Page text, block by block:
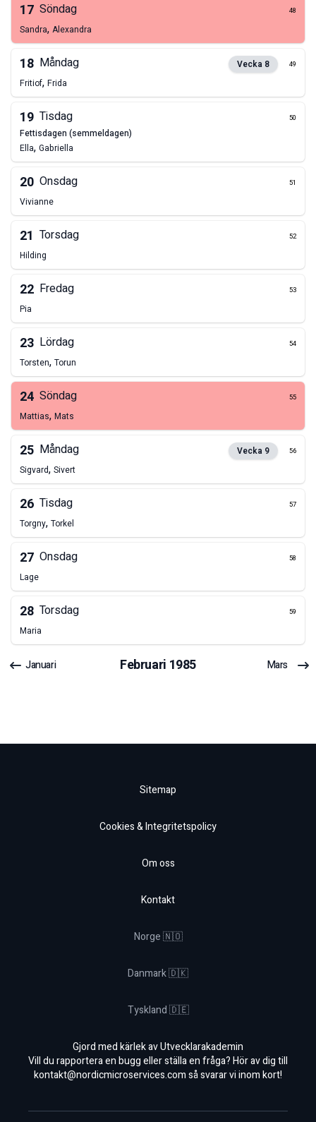
17 Söndag 48
Sandra, Alexandra
18 Måndag Vecka 8 49
Fritiof, Frida
19 Tisdag 50
fettisdagen (semmeldagen)
Ella, Gabriella
20 Onsdag 51
Vivianne
21 Torsdag 52
Hilding
22 Fredag 53
Pia
23 Lördag 54
Torsten, Torun
24 Söndag 55
Mattias, Mats
25 Måndag Vecka 9 56
Sigvard, Sivert
26 Tisdag 57
Torgny, Torkel
27 Onsdag 58
Lage
28 Torsdag 59
Maria
Januari Februari 1985 Mars
Sitemap
Cookies & Integritetspolicy
Om oss
Kontakt
Norge 🇳🇴
Danmark 🇩🇰
Tyskland 🇩🇪
Gjord med kärlek av Utvecklarakademin
Vill du rapportera en bugg eller ställa en fråga? Hör av dig till
kontakt@nordicmicroservices.comså svarar vi inom kort!